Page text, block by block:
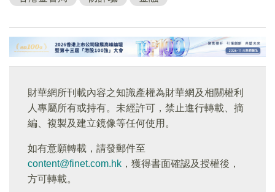
財華網所刊載內容之知識產權為財華網及相關權利
人專屬所有或持有。未經許可，禁止進行轉載、摘
編、複製及建立鏡像等任何使用。
如有意願轉載，請發郵件至
content@finet.com.hk ，獲得書面確認及授權後，
方可轉載。